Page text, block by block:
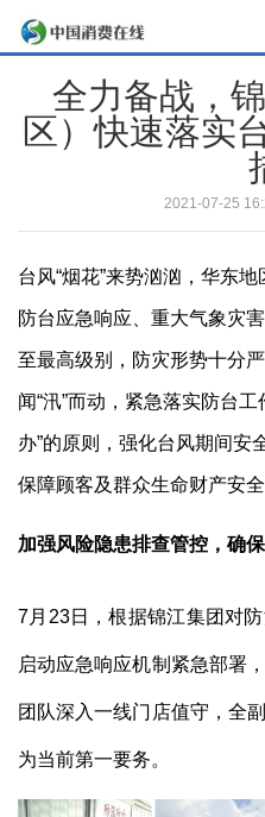
全力备战，
区）快速落实
2021-07-25
台风“烟花”来势汹汹，华东
防台应急响应、重大气象灾
至最高级别，防灾形势十分
闻“汛”而动，紧急落实防台
办”的原则，强化台风期间安
保障顾客及群众生命财产安全
加强风险隐患排查管控，确
7月23日，根据锦江集团对
启动应急响应机制紧急部署
团队深入一线门店值守，全
为当前第一要务。